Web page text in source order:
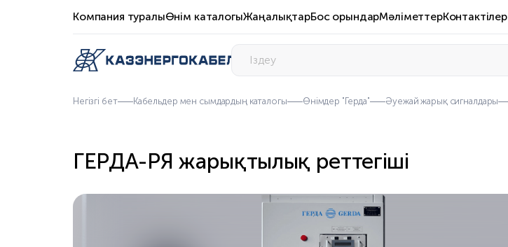
Компания туралыӨнім каталогыЖаңалықтарБос орындарМәліметтерКонтактілер
Негізгі бет Кабельдер мен сымдардың каталогы Өнімдер "Герда" Әуежай жарық сигналдары
ГЕРДА-РЯ жарықтылық реттегіші